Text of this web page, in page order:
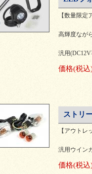
【数量限
高輝度なが
汎用
価格(税込
ストリ
【アウトレ
汎用ウイン
価格(税込